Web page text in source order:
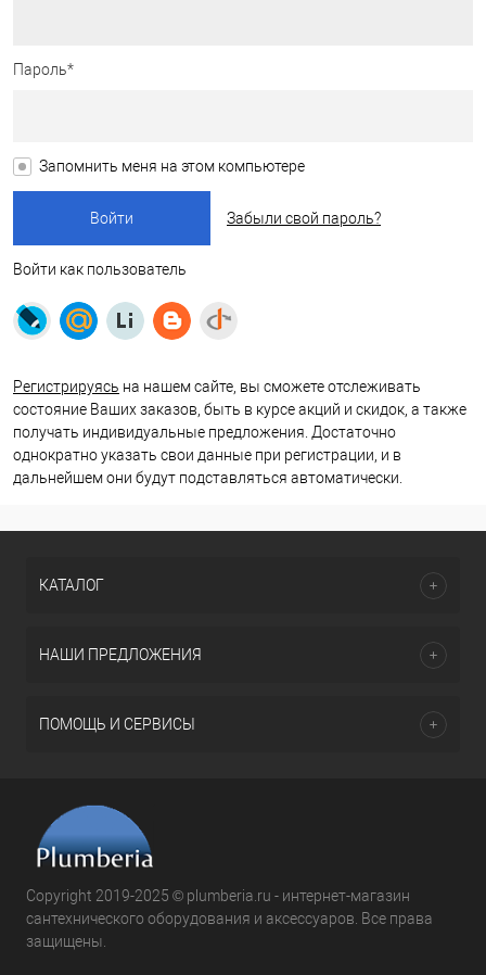
Пароль*
Запомнить меня на этом компьютере
Забыли свой пароль?
Войти как пользователь
Регистрируясь на нашем сайте, вы сможете отслеживать
состояние Ваших заказов, быть в курсе акций и скидок, а также
получать индивидуальные предложения. Достаточно
однократно указать свои данные при регистрации, и в
дальнейшем они будут подставляться автоматически.
КАТАЛОГ
НАШИ ПРЕДЛОЖЕНИЯ
ПОМОЩЬ И СЕРВИСЫ
Copyright 2019-2025 © plumberia.ru - интернет-магазин
сантехнического оборудования и аксессуаров. Все права
защищены.